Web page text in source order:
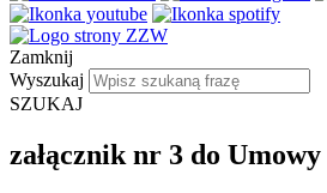
Zamknij
Wyszukaj
SZUKAJ
załącznik nr 3 do